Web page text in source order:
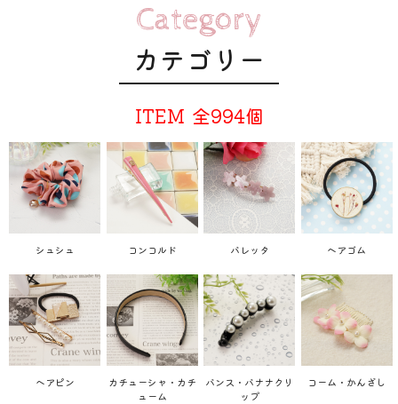
Category
カテゴリー
ITEM 全994個
シュシュ コンコルド バレッタ ヘアゴム
ヘアピン
カチューシャ・カチ
ューム
バンス・バナナクリ
ップ
コーム・かんざし